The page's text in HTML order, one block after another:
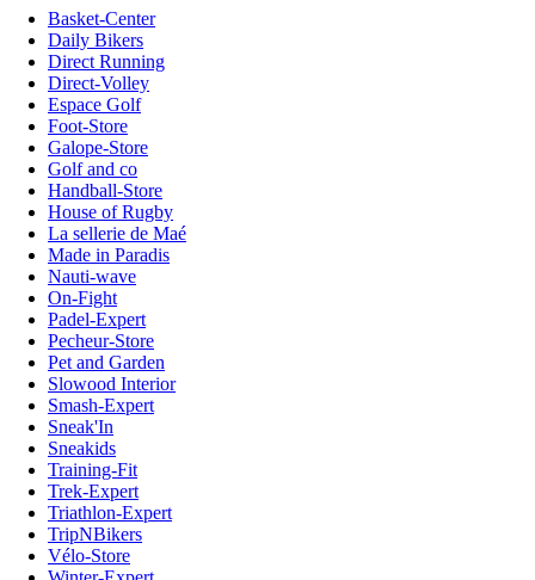
Basket-Center
Daily Bikers
Direct Running
Direct-Volley
Espace Golf
Foot-Store
Galope-Store
Golf and co
Handball-Store
House of Rugby
La sellerie de Maé
Made in Paradis
Nauti-wave
On-Fight
Padel-Expert
Pecheur-Store
Pet and Garden
Slowood Interior
Smash-Expert
Sneak'In
Sneakids
Training-Fit
Trek-Expert
Triathlon-Expert
TripNBikers
Vélo-Store